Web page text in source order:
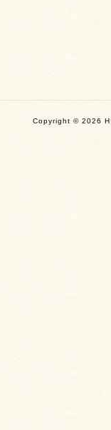
Copyright © 2026